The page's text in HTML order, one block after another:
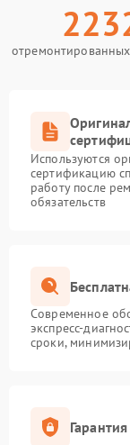
Используются
сертификацию
работу после
обязательств
Современное
экспресс-
сроки,